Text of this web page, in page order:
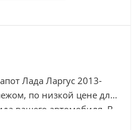
Лада Ларгус 2013-
по низкой цене для
вашего автомобиля. В
множество